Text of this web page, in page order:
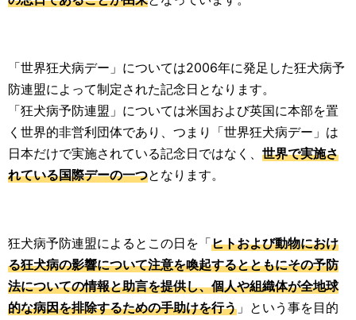
「世界狂犬病デー」については2006年に発足した狂犬病予
防連盟によって制定された記念日となります。
「狂犬病予防連盟」については米国および英国に本部を置
く世界的非営利団体であり、つまり「世界狂犬病デー」は
日本だけで実施されている記念日ではなく、 世界で実施さ
れている国際デーの一つとなります。
狂犬病予防連盟によるとこの日を「ヒトおよび動物におけ
る狂犬病の影響について注意を喚起するとともにその予防
法についての情報と助言を提供し、個人や組織体が全地球
的な病因を排除するための手助けを行う 」という事を目的